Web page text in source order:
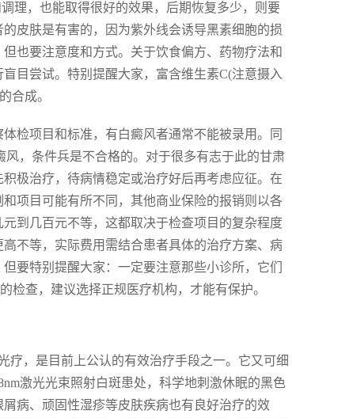
理，也能取得很好的效果，后期恢复多少，则要
皮肤是有害的，因为紫外线会诱导黑素细胞的损
也要注意度和方式。关于饮食偏方、药物疗法和
目尝试。特别提醒大家，富含维生素C(注意摄入
合成。
检项目和标准，有白癜风者通常不能被录用。同
，条件兵是不合格的。对于很多有志于此的甘肃
极治疗，待病情稳定或治疗好后再考虑应征。在
项目可能有所不同，其他商业保险的报销则以各
到几百元不等，这都取决于检查项目的复杂程度
不等，实际费用需结合患者具体的治疗方案、病
要特别提醒大家：一定要注意那些小诊所，它们
检查，建议选择正规医疗机构，才能有保护。
疗，是目前上公认的有效治疗手段之一。它又可细
激光光束照射白斑患处，科学地刺激休眠的黑色
病、顽固性湿疹等皮肤疾病也有良好治疗的效